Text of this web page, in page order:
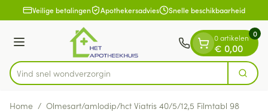
Ga naar de inhoud
1 van 1Veilige betalingen Apothekersadvies Snelle beschikbaarheid
Menu
Product, merk, categorie...
Vind snel wond Zoek
0 artikelen
€ 0,00
0
Home / Olmesart/amlodip/hct Viatris 40/5/12,5 Filmtabl 98